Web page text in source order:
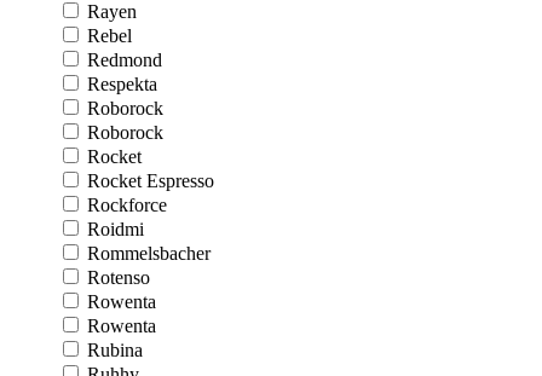
Rayen
Rebel
Redmond
Respekta
Roborock
Roborock
Rocket
Rocket Espresso
Rockforce
Roidmi
Rommelsbacher
Rotenso
Rowenta
Rowenta
Rubina